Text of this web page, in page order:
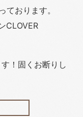
ております。
CLOVER
！固くお断りし